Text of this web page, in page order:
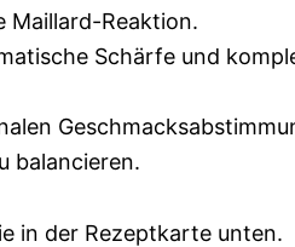
Maillard-Reaktion.
Schärfe und
balancieren.
in der Rezeptkarte unten.